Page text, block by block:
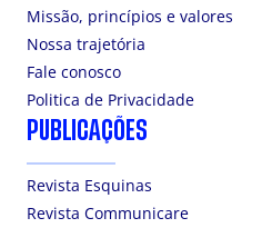
Missão, princípios e valores
Nossa trajetória
Fale conosco
Politica de Privacidade
PUBLICAÇÕES
Revista Esquinas
Revista Communicare